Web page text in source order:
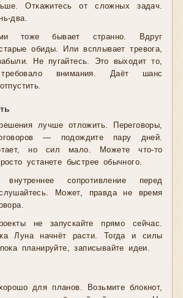
Откажитесь от сложных задач.
два.
тоже бывает странно. Вдруг
обиды. Или всплывает тревога,
Не пугайтесь. Это выходит то,
внимания. Даёт шанс
лучше отложить. Переговоры,
— подождите пару дней.
но сил мало. Можете что-то
устанете быстрее обычного.
внутреннее сопротивление перед
Может, правда не время
не запускайте прямо сейчас.
Луна начнёт расти. Тогда и силы
планируйте, записывайте идеи.
для планов. Возьмите блокнот,